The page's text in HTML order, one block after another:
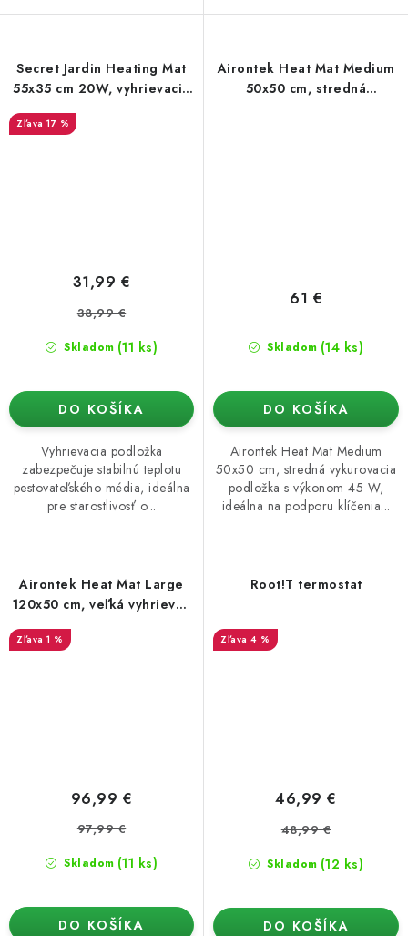
Secret Jardin Heating Mat
55x35 cm 20W, vyhrievacia
17 %
Skladom (11 ks)
31,99 €
38,99 €
DO KOŠÍKA
Vyhrievacia podložka
zabezpečuje stabilnú teplotu
pestovateľského média, ideálna
pre starostlivosť o...
Airontek Heat Mat Medium
50x50 cm, stredná
Skladom (14 ks)
61 €
DO KOŠÍKA
Airontek Heat Mat Medium
50x50 cm, stredná vykurovacia
podložka s výkonom 45 W,
ideálna na podporu klíčenia...
Airontek Heat Mat Large
120x50 cm, veľká vyhrievna
rohož 105W
1 %
Skladom (11 ks)
96,99 €
97,99 €
DO KOŠÍKA
Root!T termostat
4 %
Skladom (12 ks)
46,99 €
48,99 €
DO KOŠÍKA